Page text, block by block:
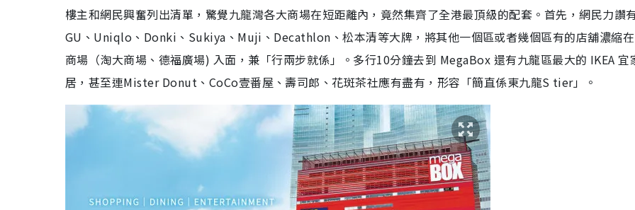
樓主和網民興奮列出清單，驚覺九龍灣各大商場在短距離內，竟然集齊了全港最頂級的配套。首先，網民力讚
GU、Uniqlo、Donki、Sukiya、Muji、Decathlon、松本清等大牌，將其他一個區或者幾個區有的店舖濃縮
商場（淘大商場、德福廣場) 入面，兼「行兩步就係」。多行10分鐘去到 MegaBox 還有九龍區最大的 IKEA 宜
居，甚至連Mister Donut、CoCo壹番屋、壽司郎、花斑茶社應有盡有，形容「簡直係東九龍S tier」。